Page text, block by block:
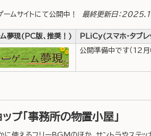
ームサイトにて公開中！ 最終更新日：
夢現(PC版、推奨！)
PLiCy(スマホ・タブレ
公開準備中です（12月
プ「事務所の物置小屋」